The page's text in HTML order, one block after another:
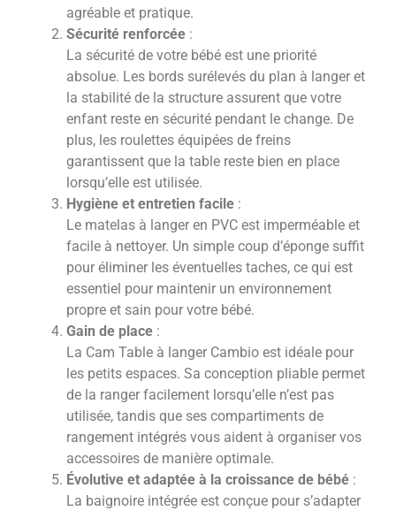
agréable et pratique.
Sécurité renforcée :
La sécurité de votre bébé est une priorité
absolue. Les bords surélevés du plan à langer et
la stabilité de la structure assurent que votre
enfant reste en sécurité pendant le change. De
plus, les roulettes équipées de freins
garantissent que la table reste bien en place
lorsqu’elle est utilisée.
Hygiène et entretien facile :
Le matelas à langer en PVC est imperméable et
facile à nettoyer. Un simple coup d’éponge suffit
pour éliminer les éventuelles taches, ce qui est
essentiel pour maintenir un environnement
propre et sain pour votre bébé.
Gain de place :
La Cam Table à langer Cambio est idéale pour
les petits espaces. Sa conception pliable permet
de la ranger facilement lorsqu’elle n’est pas
utilisée, tandis que ses compartiments de
rangement intégrés vous aident à organiser vos
accessoires de manière optimale.
Évolutive et adaptée à la croissance de bébé :
La baignoire intégrée est conçue pour s’adapter